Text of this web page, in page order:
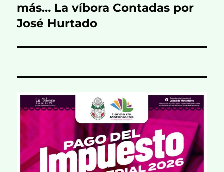
siguiente:
más… La víbora Contadas por
José Hurtado